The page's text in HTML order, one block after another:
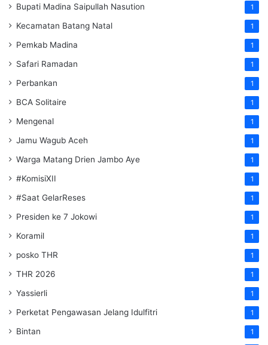
Bupati Madina Saipullah Nasution 1
Kecamatan Batang Natal 1
Pemkab Madina 1
Safari Ramadan 1
Perbankan 1
BCA Solitaire 1
Mengenal 1
Jamu Wagub Aceh 1
Warga Matang Drien Jambo Aye 1
#KomisiXII 1
#Saat GelarReses 1
Presiden ke 7 Jokowi 1
Koramil 1
posko THR 1
THR 2026 1
Yassierli 1
Perketat Pengawasan Jelang Idulfitri 1
Bintan 1